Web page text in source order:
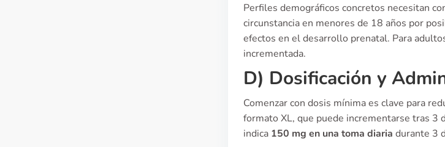
Perfiles demográficos concretos necesitan
circunstancia en menores de 18 años por
efectos en el desarrollo prenatal. Para
incrementada.
D) Dosificación y
Comenzar con dosis mínima es clave para
formato XL, que puede incrementarse tras 3
indica 150 mg en una toma diaria durante 3